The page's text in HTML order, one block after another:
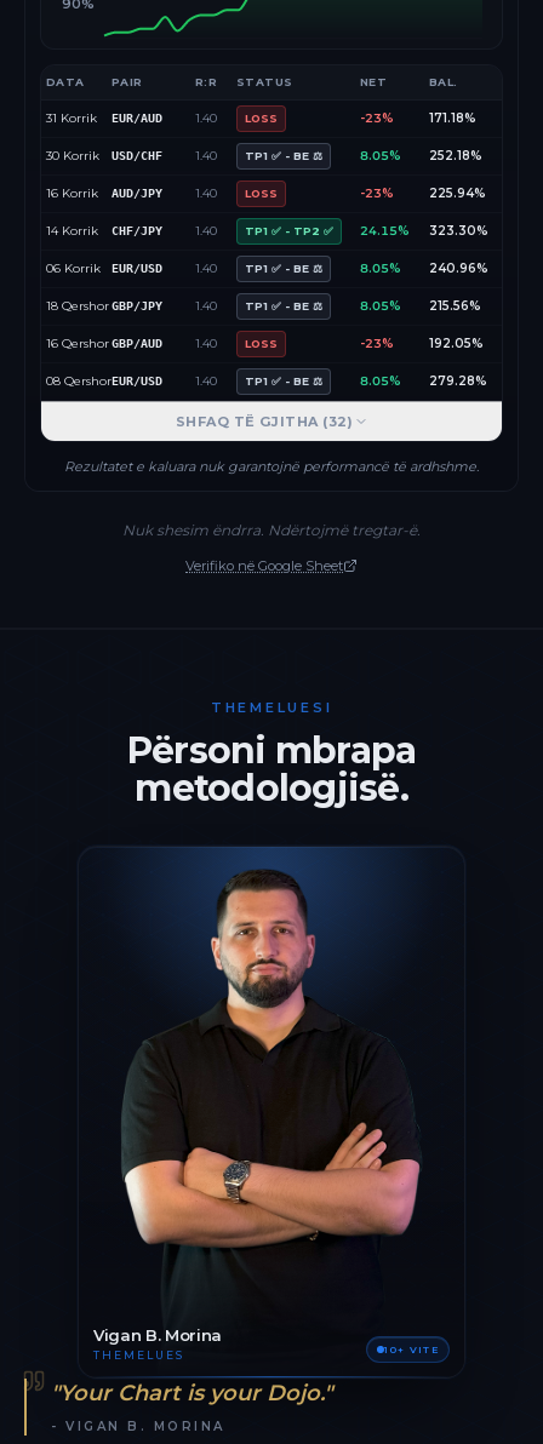
90%
DATA PAIR R:R STATUS NET BAL.
31 Korrik EUR/AUD 1.40 LOSS -23% 171.18%
30 Korrik USD/CHF 1.40 TP1 ✅ - BE ⚖️ 8.05% 252.18%
16 Korrik AUD/JPY 1.40 LOSS -23% 225.94%
14 Korrik CHF/JPY 1.40 TP1 ✅ - TP2 ✅ 24.15% 323.30%
06 Korrik EUR/USD 1.40 TP1 ✅ - BE ⚖️ 8.05% 240.96%
18 QershorGBP/JPY 1.40 TP1 ✅ - BE ⚖️ 8.05% 215.56%
16 QershorGBP/AUD 1.40 LOSS -23% 192.05%
08 QershorEUR/USD 1.40 TP1 ✅ - BE ⚖️ 8.05% 279.28%
SHFAQ TË GJITHA (32)
Rezultatet e kaluara nuk garantojnë performancë të ardhshme.
Nuk shesim ëndrra. Ndërtojmë tregtar-ë.
Verifiko në Google Sheet
THEMELUESI
Përsoni mbrapa
metodologjisë.
Vigan B. Morina
THEMELUES 10+ VITE
"Your Chart is your Dojo."
- VIGAN B. MORINA